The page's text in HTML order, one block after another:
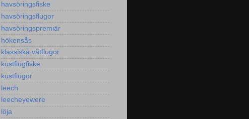
havsöringsfiske
havsöringsflugor
havsöringspremiär
hökensås
klassiska våtflugor
kustflugfiske
kustflugor
leech
leecheyewere
löja